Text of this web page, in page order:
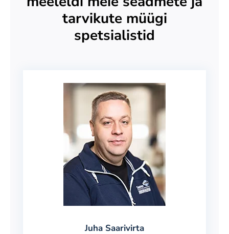
tarvikute müügi
spetsialistid
Juha Saarivirta